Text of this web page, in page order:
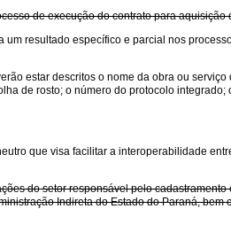
de execução do contrato para
resultado específico e parcial nos
estar descritos o nome da obra ou
de rosto; o número do protocolo
que visa facilitar a interoperabilidade
do setor responsável pelo
Indireta do Estado do Paraná,